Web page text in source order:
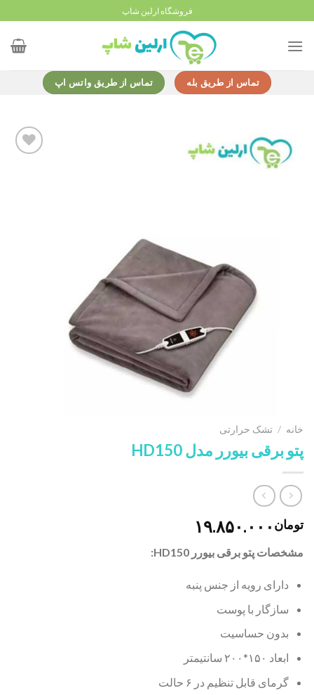
to
content
فروشگاه ارلین شاپ
تماس از طریق بله تماس از طریق واتس اپ
خانه / تشک حرارتی
پتو برقی بیورر مدل HD150
تومان ۱۹.۸۵۰.۰۰۰
مشخصات پتو برقی بیورر HD150:
دارای رویه از جنس پنبه
سازگار با پوست
بدون حساسیت
ابعاد ۱۵۰*۲۰۰ سانتیمتر
گرمای قابل تنظیم در ۶ حالت